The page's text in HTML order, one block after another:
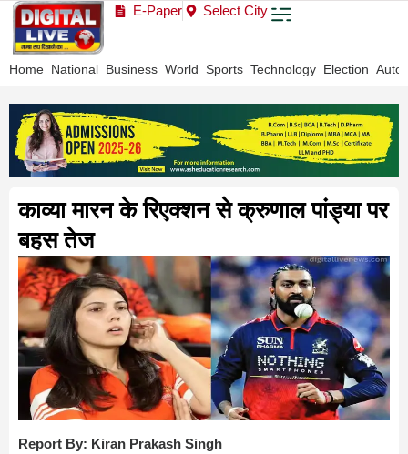
E-Paper Select City
Home National Business World Sports Technology Election Auto
काव्या मारन के रिएक्शन से क्रुणाल पांड्या पर
बहस तेज
Report By: Kiran Prakash Singh